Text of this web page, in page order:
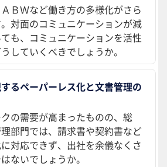
ＢＷなど働き方の多様化がさら
対面のコミュニケーションが減
も、コミュニケーションを活性
していくべきでしょうか。
るペーパーレス化と文書管理の
の需要が高まったものの、総
部門では、請求書や契約書など
対応できず、出社を余儀なくさ
ないでしょうか。